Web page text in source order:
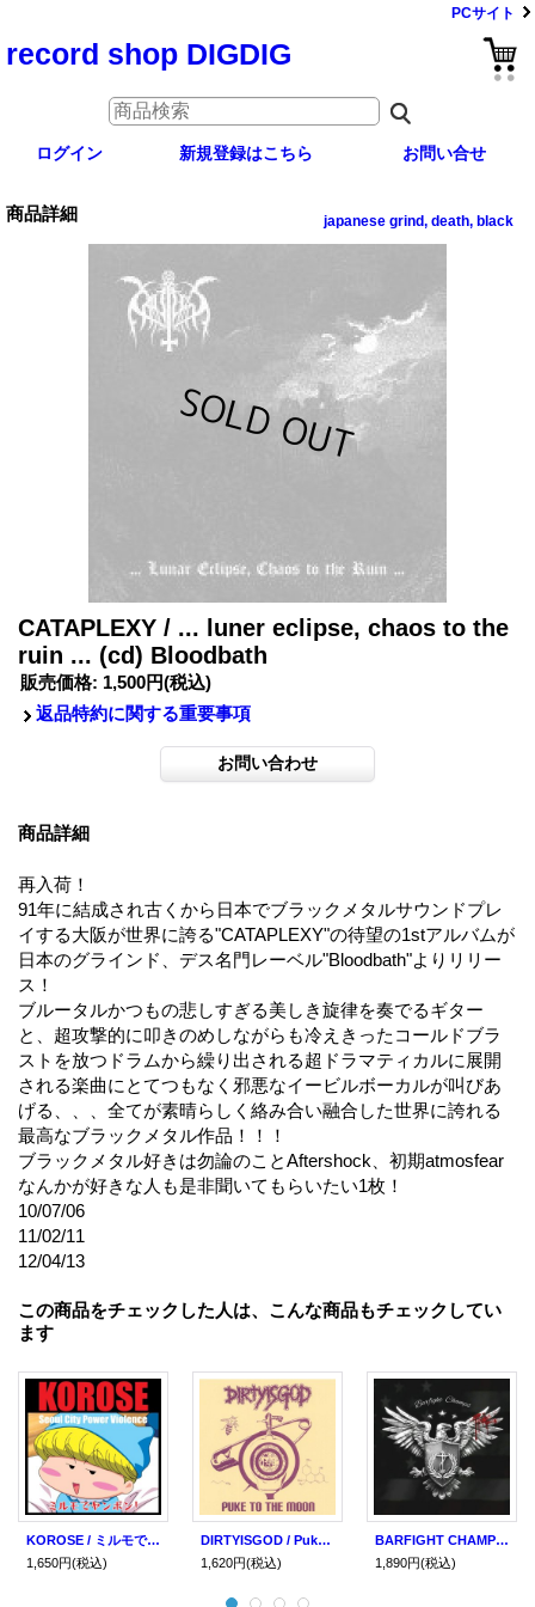
PCサイト
record shop DIGDIG
ログイン 新規登録はこちら お問い合せ
商品詳細 japanese grind, death, black
CATAPLEXY / ... luner eclipse, chaos to the
ruin ... (cd) Bloodbath
販売価格: 1,500円(税込)
返品特約に関する重要事項
商品詳細
再入荷！
91年に結成され古くから日本でブラックメタルサウンドプレ
イする大阪が世界に誇る"CATAPLEXY"の待望の1stアルバムが
日本のグラインド、デス名門レーベル"Bloodbath"よりリリー
ス！
ブルータルかつもの悲しすぎる美しき旋律を奏でるギター
と、超攻撃的に叩きのめしながらも冷えきったコールドブラ
ストを放つドラムから繰り出される超ドラマティカルに展開
される楽曲にとてつもなく邪悪なイービルボーカルが叫びあ
げる、、、全てが素晴らしく絡み合い融合した世界に誇れる
最高なブラックメタル作品！！！
ブラックメタル好きは勿論のことAftershock、初期atmosfear
なんかが好きな人も是非聞いてもらいたい1枚！
10/07/06
11/02/11
12/04/13
この商品をチェックした人は、こんな商品もチェックしてい
ます
KOROSE / ミルモでヤンポン! (cd) Trash from chaos
1,650円(税込)
DIRTYISGOD / Puke to the moon (cd) CH cargo
1,620円(税込)
BARFIGHT CHAMPS / st (cd) To the point
1,890円(税込)